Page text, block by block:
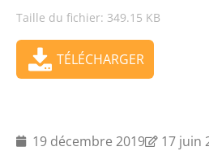
Taille du fichier: 349.15 KB
TÉLÉCHARGER
19 décembre 2019 17 juin